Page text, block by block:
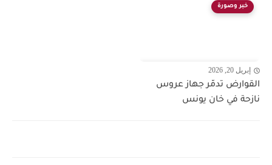
خبر وصورة
إبريل 20, 2026
القوارض تدمّر جهاز عروس
نازحة في خان يونس